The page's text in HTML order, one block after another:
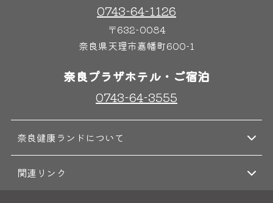
0743-64-1126
〒632-0084
奈良県天理市嘉幡町600-1
奈良プラザホテル・ご宿泊
0743-64-3555
奈良健康ランドについて
関連リンク